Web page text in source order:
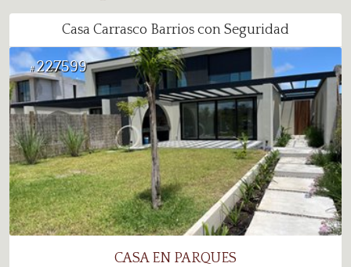
Casa Carrasco Barrios con Seguridad
#227599
CASA EN PARQUES